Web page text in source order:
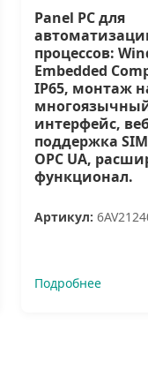
Panel PC для
процессов:
Embedded
IP65, монтаж
интерфейс,
поддержка
OPC UA,
функционал.
Артикул:
Подробнее